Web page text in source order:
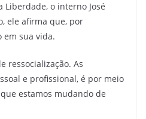
o interno José
ele afirma que, por
em sua vida.
ressocialização. As
e profissional, é por meio
estamos mudando de